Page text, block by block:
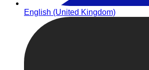
English (United Kingdom)